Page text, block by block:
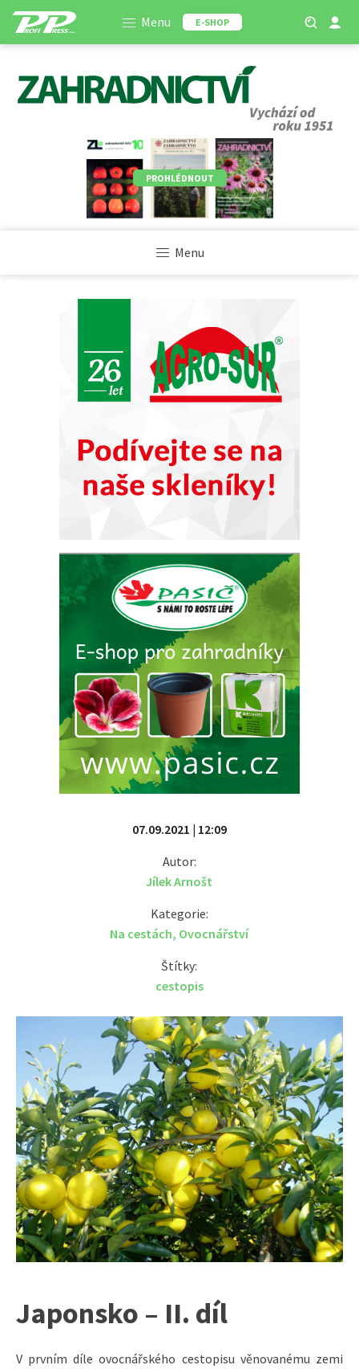
Menu E-SHOP
PROHLÉDNOUT
Menu
07.09.2021 | 12:09
Autor:
Jílek Arnošt
Kategorie:
Na cestách, Ovocnářství
Štítky:
cestopis
Japonsko – II. díl
V prvním díle ovocnářského cestopisu věnovanému zemi